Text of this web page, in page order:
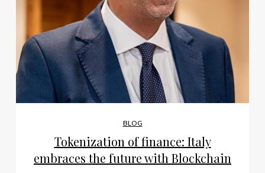
BLOG
Tokenization of finance: Italy
embraces the future with Blockchain